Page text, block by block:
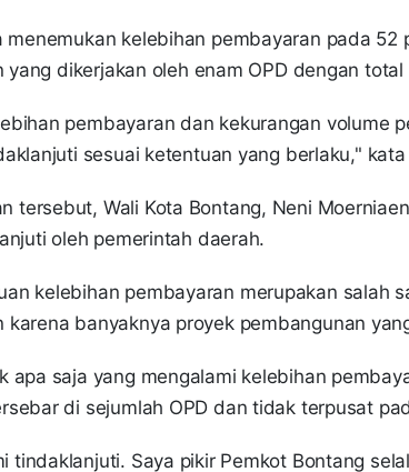
menemukan kelebihan pembayaran pada
yang dikerjakan oleh enam OPD dengan
pembayaran dan kekurangan volume
sesuai ketentuan yang berlaku," kata
tersebut, Wali Kota Bontang, Neni
oleh pemerintah daerah.
kelebihan pembayaran merupakan salah
karena banyaknya proyek pembangunan
apa saja yang mengalami kelebihan
di sejumlah OPD dan tidak terpusat
tindaklanjuti. Saya pikir Pemkot Bontang